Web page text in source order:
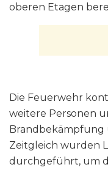
oberen Etagen
Die Feuerwehr
weitere Personen
Brandbekämpfung
Zeitgleich wurden
durchgeführt, um